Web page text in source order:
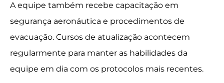
A equipe também recebe capacitação em
segurança aeronáutica e procedimentos de
evacuação. Cursos de atualização acontecem
regularmente para manter as habilidades da
equipe em dia com os protocolos mais recentes.